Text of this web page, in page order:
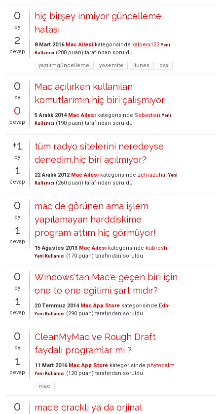
0
oy
2
cevap
hiç birşey inmiyor güncelleme
hatası
8 Mart 2016 Mac Ailesi kategorisinde xalperx123 Yeni
Kullanıcı (280 puan) tarafından soruldu
yazılımgüncelleme
yosemite itunes osx
0
oy
0
cevap
Mac açılırken kullanılan
komutlarımın hiç biri çalışmıyor
5 Aralık 2014 Mac Ailesi kategorisinde Sebastian Yeni
Kullanıcı (190 puan) tarafından soruldu
+1
oy
1
cevap
tüm radyo sitelerini neredeyse
denedim,hiç biri açılmıyor?
22 Aralık 2012 Mac Ailesi kategorisinde zehrazuhal Yeni
Kullanıcı (260 puan) tarafından soruldu
0
oy
1
cevap
mac de görünen ama işlem
yapılamayan harddiskime
program attım hiç görmüyor!
15 Ağustos 2013 Mac Ailesi kategorisinde kubrosh
Yeni Kullanıcı (170 puan) tarafından soruldu
0
oy
1
cevap
Windows'tan Mac'e geçen biri için
one to one eğitimi şart mıdır?
20 Temmuz 2014 Mac App Store kategorisinde Eda-
Yeni Kullanıcı (290 puan) tarafından soruldu
0
oy
1
cevap
CleanMyMac ve Rough Draft
faydalı programlar mı ?
11 Mart 2016 Mac App Store kategorisinde phytocalm
Yeni Kullanıcı (120 puan) tarafından soruldu
mac
0
mac'e crackli ya da orjinal